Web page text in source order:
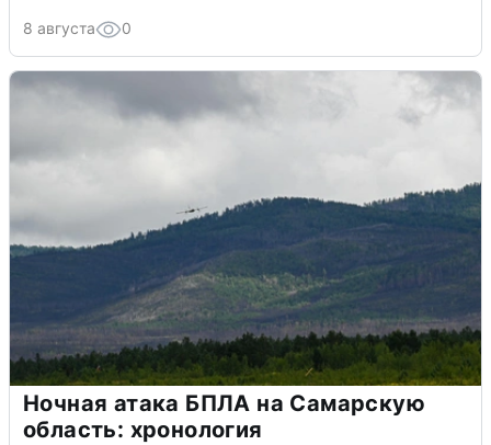
8 августа 0
Ночная атака БПЛА на Самарскую
область: хронология